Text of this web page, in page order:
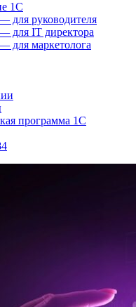
1C
для руководителя
для IT директора
для маркетолога
программа 1С